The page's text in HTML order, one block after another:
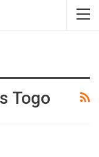
Togo